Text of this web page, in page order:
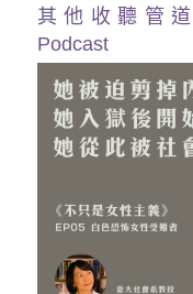
其他收聽管
Podcast